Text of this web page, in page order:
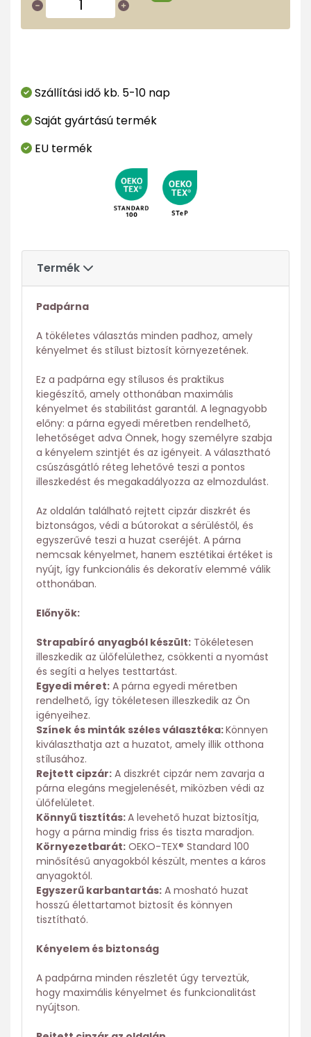
Szállítási idő kb. 5-10 nap
Saját gyártású termék
EU termék
Termék
Padpárna
A tökéletes választás minden padhoz, amely
kényelmet és stílust biztosít környezetének.
Ez a padpárna egy stílusos és praktikus
kiegészítő, amely otthonában maximális
kényelmet és stabilitást garantál. A legnagyobb
előny: a párna egyedi méretben rendelhető,
lehetőséget adva Önnek, hogy személyre szabja
a kényelem szintjét és az igényeit. A választható
csúszásgátló réteg lehetővé teszi a pontos
illeszkedést és megakadályozza az elmozdulást.
Az oldalán található rejtett cipzár diszkrét és
biztonságos, védi a bútorokat a sérüléstől, és
egyszerűvé teszi a huzat cseréjét. A párna
nemcsak kényelmet, hanem esztétikai értéket is
nyújt, így funkcionális és dekoratív elemmé válik
otthonában.
Előnyök:
Strapabíró anyagból készült: Tökéletesen
illeszkedik az ülőfelülethez, csökkenti a nyomást
és segíti a helyes testtartást.
Egyedi méret: A párna egyedi méretben
rendelhető, így tökéletesen illeszkedik az Ön
igényeihez.
Színek és minták széles választéka:Könnyen
kiválaszthatja azt a huzatot, amely illik otthona
stílusához.
Rejtett cipzár: A diszkrét cipzár nem zavarja a
párna elegáns megjelenését, miközben védi az
ülőfelületet.
Könnyű tisztítás:A levehető huzat biztosítja,
hogy a párna mindig friss és tiszta maradjon.
Környezetbarát: OEKO-TEX® Standard 100
minősítésű anyagokból készült, mentes a káros
anyagoktól.
Egyszerű karbantartás: A mosható huzat
hosszú élettartamot biztosít és könnyen
tisztítható.
Kényelem és biztonság
A padpárna minden részletét úgy terveztük,
hogy maximális kényelmet és funkcionalitást
nyújtson.